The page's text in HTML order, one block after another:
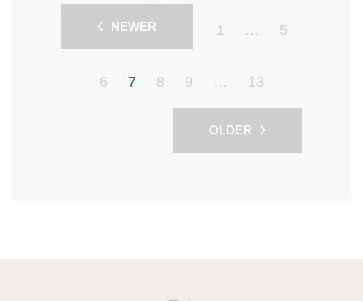
NEWER 1 … 5
6 7 8 9 … 13
OLDER